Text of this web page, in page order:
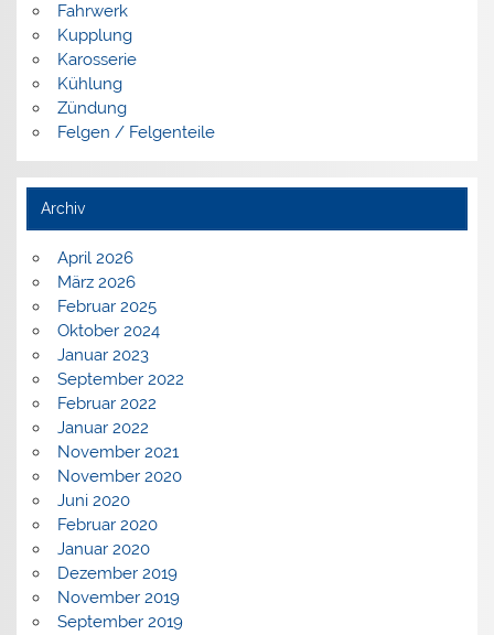
Fahrwerk
Kupplung
Karosserie
Kühlung
Zündung
Felgen / Felgenteile
Archiv
April 2026
März 2026
Februar 2025
Oktober 2024
Januar 2023
September 2022
Februar 2022
Januar 2022
November 2021
November 2020
Juni 2020
Februar 2020
Januar 2020
Dezember 2019
November 2019
September 2019